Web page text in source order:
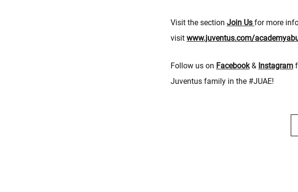
Visit the section Join Us for more
visit www.juventus.com/
Follow us on Facebook& Instagram
Juventus family in the #JUAE!